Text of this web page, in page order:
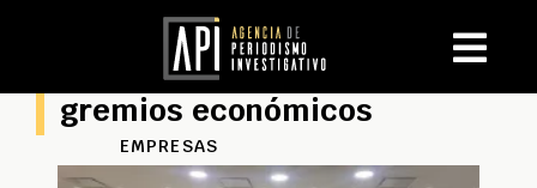
gremios económicos
EMPRESAS